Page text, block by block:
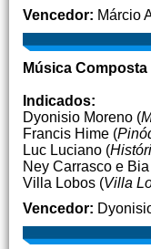
Vencedor: Márcio
Música Composta
Indicados:
Dyonisio Moreno (
Francis Hime (
Luc Luciano (
Ney Carrasco e
Villa Lobos (Villa
Vencedor: